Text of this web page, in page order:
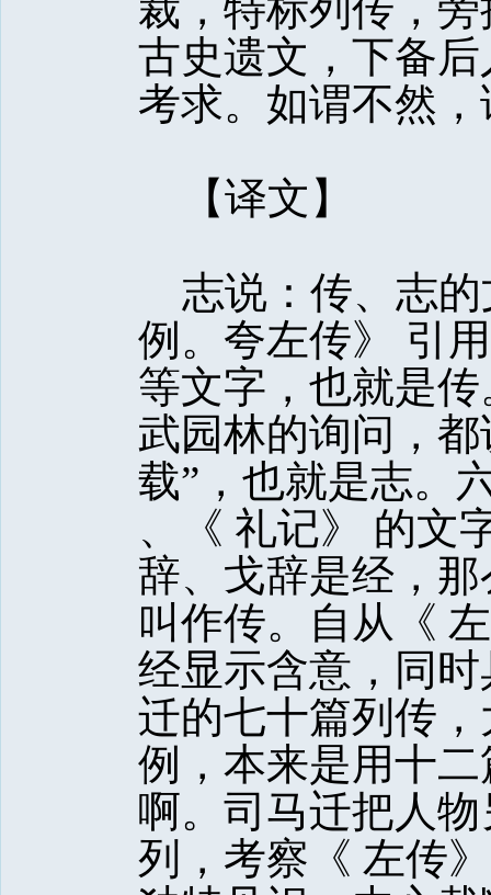
裁，特标列传，
古史遗文，下备
考求。如谓不然
【译文】
志说：传、志的
例。夸左传》 引
等文字，也就是
武园林的询问，
载”，也就是志。
、《 礼记》 的文
辞、戈辞是经，
叫作传。自从《
经显示含意，同
迁的七十篇列传
例，本来是用十
啊。司马迁把人
列，考察《 左传